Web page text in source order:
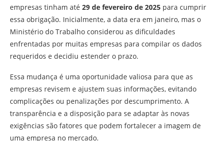
empresas tinham até 29 de fevereiro de 2025 para cumprir
essa obrigação. Inicialmente, a data era em janeiro, mas o
Ministério do Trabalho considerou as dificuldades
enfrentadas por muitas empresas para compilar os dados
requeridos e decidiu estender o prazo.
Essa mudança é uma oportunidade valiosa para que as
empresas revisem e ajustem suas informações, evitando
complicações ou penalizações por descumprimento. A
transparência e a disposição para se adaptar às novas
exigências são fatores que podem fortalecer a imagem de
uma empresa no mercado.